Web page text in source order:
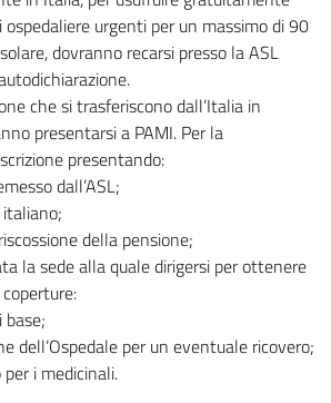
urgenti per un massimo di 90
dovranno recarsi presso la ASL
che si trasferiscono dall’Italia in
presentarsi a PAMI. Per la
presentando:
dall’ASL;
della pensione;
la sede alla quale dirigersi per ottenere
base;
dell’Ospedale per un eventuale ricovero;
i medicinali.